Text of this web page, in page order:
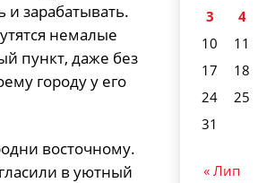
и зарабатывать.
немалые
пункт, даже без
городу у его
восточному.
в уютный
3
4
10
11
17
18
24
25
31
« Лип